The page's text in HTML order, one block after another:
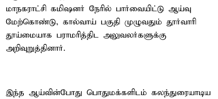
மாநகராட்சி கமிஷனர் நேரில் பார்வையிட்டு ஆய்வு
மேற்கொண்டு, கால்வாய் பகுதி முழுவதும் தூர்வாரி
தூய்மையாக பராமரித்திட அலுவலர்களுக்கு
அறிவுறுத்தினார்.
இந்த ஆய்வின்போது பொதுமக்களிடம் கலந்துரையாடிய